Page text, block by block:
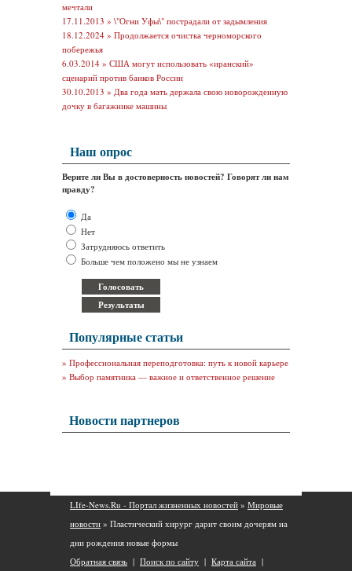
мечтали
17.11.2013 » \"Огни Уфы\" пострадали от задымления
18.12.2024 » Продолжается очистка черноморского
побережья
6.03.2014 » США могут использовать «иранский»
сценарий против банков России
30.10.2013 » Два года мать держала свою новорожденную
дочку в багажнике машины
Наш опрос
Верите ли Вы в достоверность новостей? Говорят ли нам
правду?
Да
Нет
Затрудняюсь ответить
Больше чем положено мы не узнаем
Популярные статьи
» Профессиональная переподготовка: путь к новой карьере
» Выбор памятника — важное и ответственное решение
Новости партнеров
LIfe-News.Ru - Портал жизненных новостей » Мировые
новости » Пластический хирург дарит своим дочерям на
дни рождения новые формы
Обратная связь | Поиск по сайту | Карта сайта |